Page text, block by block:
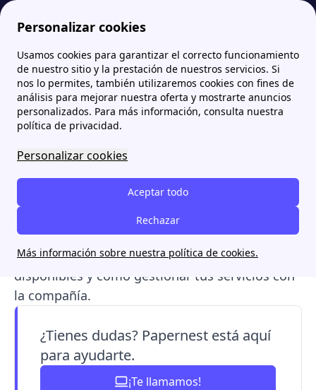
Personalizar cookies
Usamos cookies para garantizar el correcto funcionamiento
de nuestro sitio y la prestación de nuestros servicios. Si
nos lo permites, también utilizaremos cookies con fines de
análisis para mejorar nuestra oferta y mostrarte anuncios
personalizados. Para más información, consulta nuestra
política de privacidad.
Personalizar cookies
Aceptar todo
Rechazar
Más información sobre nuestra política de cookies.
Papernest.es Comercializadoras Enerxia Galega Mais: tarifas de luz y teléfono
Enerxia Galega Mais:
tarifas de luz y teléfono
Máis Enerxía Galega
fundada en 2015 en Galicia, ofrece luz, gas y
soluciones de autoconsumo solar para hogares
y empresas. El teléfono gratuito de atención al
cliente es900.373.371. En este artículo
encontrarás sus vías de contacto, las tarifas
disponibles y cómo gestionar tus servicios con
la compañía.
¿Tienes dudas? Papernest está aquí
para ayudarte.
¡Te llamamos!